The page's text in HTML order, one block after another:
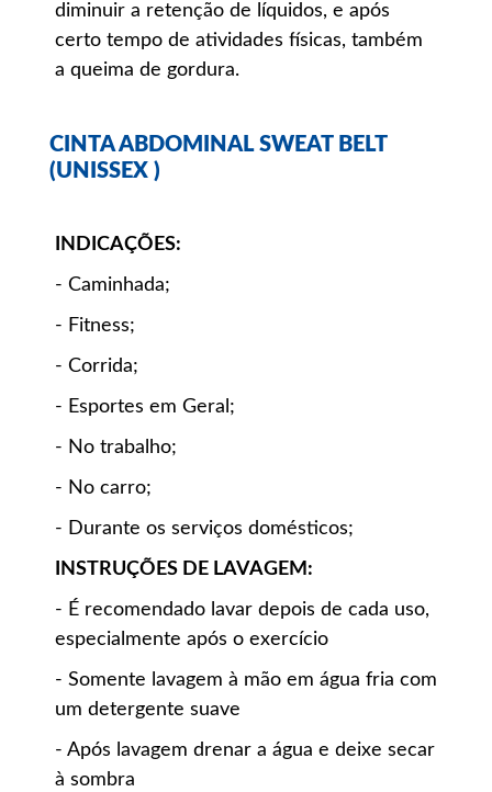
diminuir a retenção de líquidos, e após
certo tempo de atividades físicas, também
a queima de gordura.
CINTA ABDOMINAL SWEAT BELT
(UNISSEX )
INDICAÇÕES:
- Caminhada;
- Fitness;
- Corrida;
- Esportes em Geral;
- No trabalho;
- No carro;
- Durante os serviços domésticos;
INSTRUÇÕES DE LAVAGEM:
- É recomendado lavar depois de cada uso,
especialmente após o exercício
- Somente lavagem à mão em água fria com
um detergente suave
- Após lavagem drenar a água e deixe secar
à sombra